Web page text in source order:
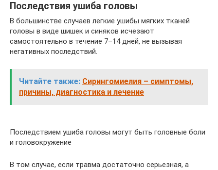
Последствия ушиба головы
В большинстве случаев легкие ушибы мягких тканей
головы в виде шишек и синяков исчезают
самостоятельно в течение 7–14 дней, не вызывая
негативных последствий.
Читайте также: Сирингомиелия – симптомы,
причины, диагностика и лечение
Последствием ушиба головы могут быть головные боли
и головокружение
В том случае, если травма достаточно серьезная, а